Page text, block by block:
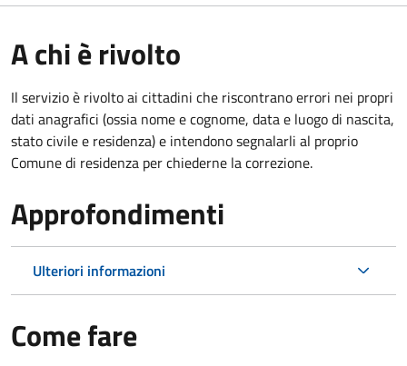
A chi è rivolto
Il servizio è rivolto ai cittadini che riscontrano errori nei propri
dati anagrafici (ossia nome e cognome, data e luogo di nascita,
stato civile e residenza) e intendono segnalarli al proprio
Comune di residenza per chiederne la correzione.
Approfondimenti
Ulteriori informazioni
Come fare